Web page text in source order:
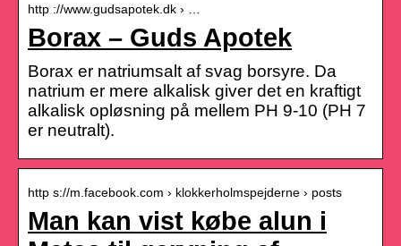
http ://www.gudsapotek.dk › …
Borax – Guds Apotek
Borax er natriumsalt af svag borsyre. Da
natrium er mere alkalisk giver det en kraftigt
alkalisk opløsning på mellem PH 9-10 (PH 7
er neutralt).
http s://m.facebook.com › klokkerholmspejderne › posts
Man kan vist købe alun i